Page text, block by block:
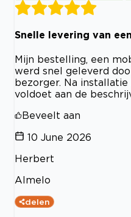
Snelle levering van
Mijn bestelling, een
werd snel geleverd
bezorger. Na
voldoet aan de
Beveelt aan
10 June 2026
Herbert
Almelo
delen